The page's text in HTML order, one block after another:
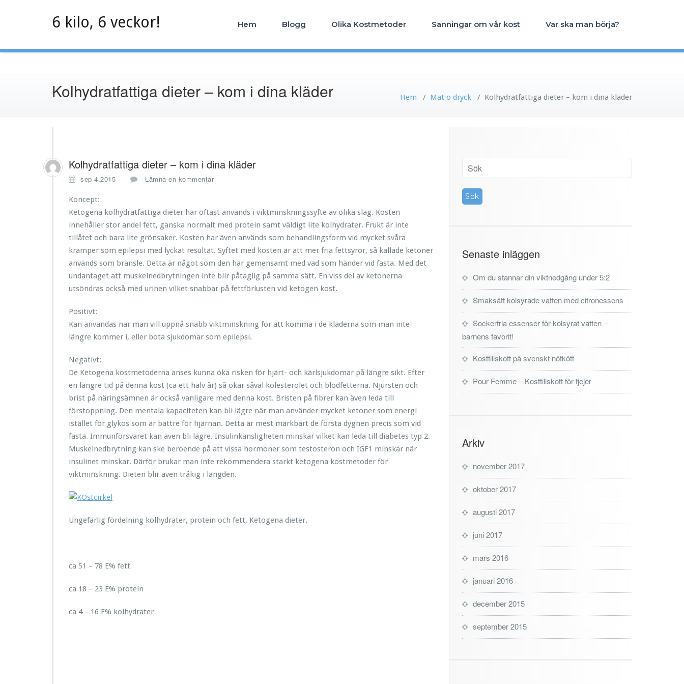
6 kilo, 6 veckor! Hem Blogg Olika Kostmetoder Sanningar om vår kost Var ska man börja?
Kolhydratfattiga dieter – kom i dina kläder Hem / Mat o dryck / Kolhydratfattiga dieter – kom i dina kläder
Kolhydratfattiga dieter – kom i dina kläder
sep 4,2015 Lämna en kommentar
Koncept:
Ketogena kolhydratfattiga dieter har oftast används i viktminskningssyfte av olika slag. Kosten
innehåller stor andel fett, ganska normalt med protein samt väldigt lite kolhydrater. Frukt är inte
tillåtet och bara lite grönsaker. Kosten har även används som behandlingsform vid mycket svåra
kramper som epilepsi med lyckat resultat. Syftet med kosten är att mer fria fettsyror, så kallade ketoner
används som bränsle. Detta är något som den har gemensamt med vad som händer vid fasta. Med det
undantaget att muskelnedbrytningen inte blir påtaglig på samma sätt. En viss del av ketonerna
utsöndras också med urinen vilket snabbar på fettförlusten vid ketogen kost.
Positivt:
Kan användas när man vill uppnå snabb viktminskning för att komma i de kläderna som man inte
längre kommer i, eller bota sjukdomar som epilepsi.
Negativt:
De Ketogena kostmetoderna anses kunna öka risken för hjärt- och kärlsjukdomar på längre sikt. Efter
en längre tid på denna kost (ca ett halv år) så ökar såväl kolesterolet och blodfetterna. Njursten och
brist på näringsämnen är också vanligare med denna kost. Bristen på fibrer kan även leda till
förstoppning. Den mentala kapaciteten kan bli lägre när man använder mycket ketoner som energi
istället för glykos som är bättre för hjärnan. Detta är mest märkbart de första dygnen precis som vid
fasta. Immunförsvaret kan även bli lägre. Insulinkänsligheten minskar vilket kan leda till diabetes typ 2.
Muskelnedbrytning kan ske beroende på att vissa hormoner som testosteron och IGF1 minskar när
insulinet minskar. Därför brukar man inte rekommendera starkt ketogena kostmetoder för
viktminskning. Dieten blir även tråkig i längden.
Ungefärlig fördelning kolhydrater, protein och fett, Ketogena dieter.
ca 51 – 78 E% fett
ca 18 – 23 E% protein
ca 4 – 16 E% kolhydrater
Senaste inläggen
Om du stannar din viktnedgång under 5:2
Smaksätt kolsyrade vatten med citronessens
Sockerfria essenser för kolsyrat vatten –
barnens favorit!
Kosttillskott på svenskt nötkött
Pour Femme – Kosttillskott för tjejer
Arkiv
november 2017
oktober 2017
augusti 2017
juni 2017
mars 2016
januari 2016
december 2015
september 2015